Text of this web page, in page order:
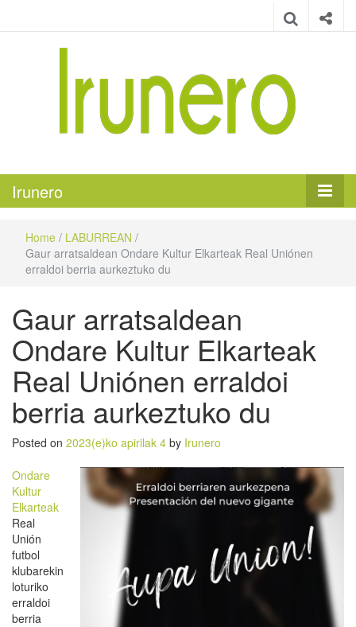
Irunero
Home / LABURREAN /
Gaur arratsaldean Ondare Kultur Elkarteak Real Uniónen
erraldoi berria aurkeztuko du
Gaur arratsaldean
Ondare Kultur Elkarteak
Real Uniónen erraldoi
berria aurkeztuko du
Posted on 2023(e)ko apirilak 4 by Irunero
Ondare
Kultur
Elkarteak
Real
Unión
futbol
klubarekin
loturiko
erraldoi
berria